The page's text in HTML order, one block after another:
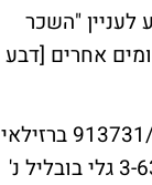
"השכר
אחרים [דבע
בפסיקה נקבע כי קביעת שכר כולל צריכה להיות מפורשת וחד-משמעית [ע"ב (ת"א) 913731/99 ברזילאי
אריק נ' המועצה דתית ראש העין מחלקת כשרות ברבנות ושות', עב' טז, 507; דב"ע 3-63/98 גלי בובליל נ'